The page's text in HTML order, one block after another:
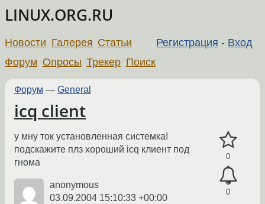
LINUX.ORG.RU
Регистрация - Вход
Новости Галерея Статьи
Форум Опросы Трекер Поиск
Форум — General
icq client
0
0
у мну ток установленная системка!
подскажите плз хороший icq клиент под
гнома
anonymous
03.09.2004 15:10:33 +00:00